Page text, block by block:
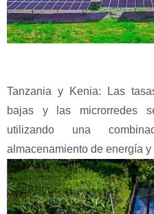
Tanzania y Kenia: Las
bajas y las microrredes
utilizando una
almacenamiento de energía